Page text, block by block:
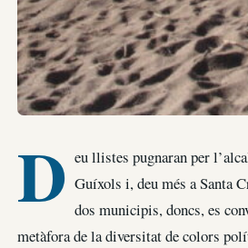
D eu llistes pugnaran per
Guíxols i, deu més a Santa
dos municipis, doncs, es
metàfora de la diversitat de colors